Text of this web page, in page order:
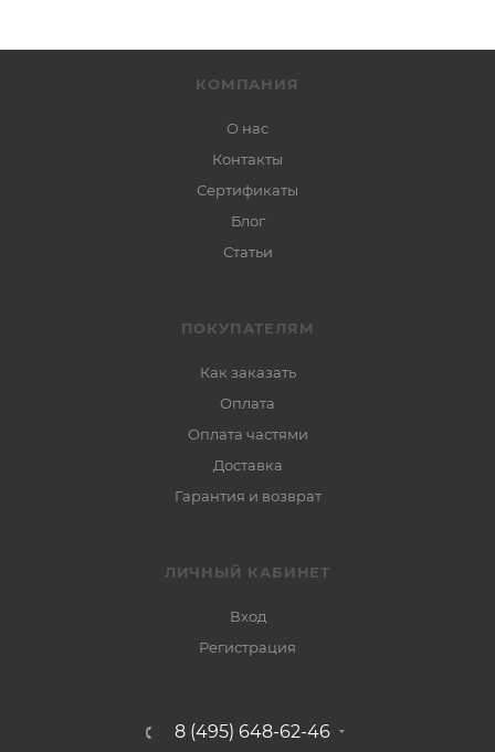
КОМПАНИЯ
О нас
Контакты
Сертификаты
Блог
Статьи
ПОКУПАТЕЛЯМ
Как заказать
Оплата
Оплата частями
Доставка
Гарантия и возврат
ЛИЧНЫЙ КАБИНЕТ
Вход
Регистрация
8 (495) 648-62-46